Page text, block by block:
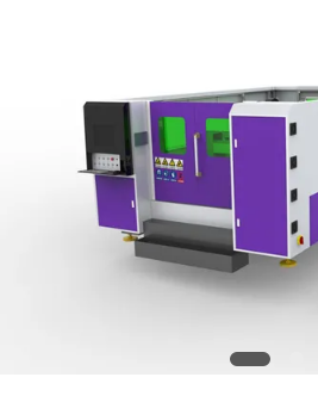
САЙТ
SITEMAP
PRIVACY